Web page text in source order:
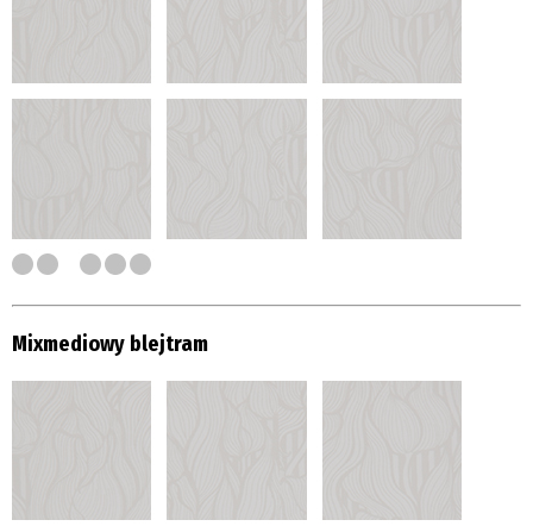
Mixmediowy blejtram